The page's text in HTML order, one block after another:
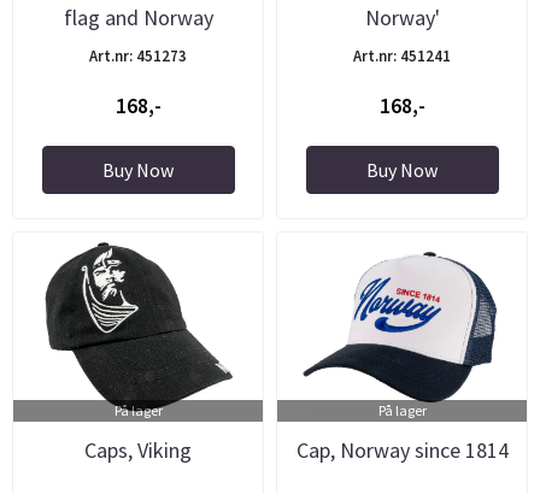
flag and Norway
Art.nr: 451273
168,-
Buy Now
Norway'
Art.nr: 451241
168,-
Buy Now
På lager
Caps, Viking
På lager
Cap, Norway since 1814